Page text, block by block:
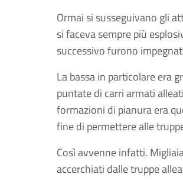
Ormai si susseguivano gli
si faceva sempre più
successivo furono
La bassa in particolare era
puntate di carri armati
formazioni di pianura era
fine di permettere alle
Così avvenne infatti.
accerchiati dalle truppe